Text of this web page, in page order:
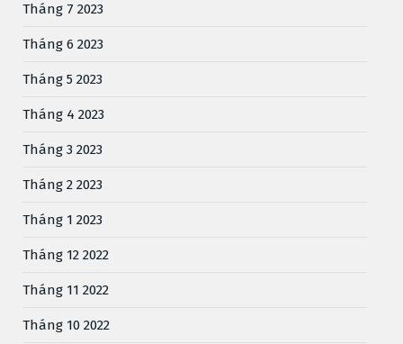
Tháng 7 2023
Tháng 6 2023
Tháng 5 2023
Tháng 4 2023
Tháng 3 2023
Tháng 2 2023
Tháng 1 2023
Tháng 12 2022
Tháng 11 2022
Tháng 10 2022